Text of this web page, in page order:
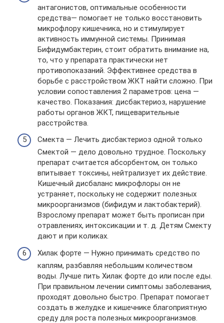
антагонистов, оптимальные особенности
средства— помогает не только восстановить
микрофлору кишечника, но и стимулирует
активность иммунной системы. Принимая
Бифидумбактерин, стоит обратить внимание на,
то, что у препарата практически нет
противопоказаний. Эффективнее средства в
борьбе с расстройством ЖКТ найти сложно. При
условии сопоставления 2 параметров: цена —
качество. Показания: дисбактериоз, нарушение
работы органов ЖКТ, пищеварительные
расстройства.
Смекта — Лечить дисбактериоз одной только
Смектой — дело довольно трудное. Поскольку
препарат считается абсорбентом, он только
впитывает токсины, нейтрализует их действие.
Кишечный дисбаланс микрофлоры он не
устраняет, поскольку не содержит полезных
микроорганизмов (бифидум и лактобактерий).
Взрослому препарат может быть прописан при
отравлениях, интоксикации и т. д. Детям Смекту
дают и при коликах.
Хилак форте — Нужно принимать средство по
каплям, разбавляя небольшим количеством
воды. Лучше пить Хилак форте до или после еды.
При правильном лечении симптомы заболевания,
проходят довольно быстро. Препарат помогает
создать в желудке и кишечнике благоприятную
среду для роста полезных микроорганизмов.